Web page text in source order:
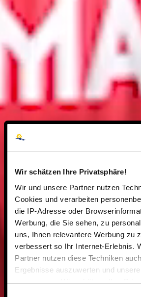
Wir schätzen Ihre Privatsphäre!
Wir und unsere Partner nutzen
Cookies und verarbeiten
die IP-Adresse oder
Werbung, die Sie sehen, zu
uns, Ihnen relevantere Werbung zu
verbessert so Ihr Internet-Erlebnis.
Partner nutzen diese Techniken
Ergebnisse auszuwerten und
anzupassen. Wir schätzen Ihre